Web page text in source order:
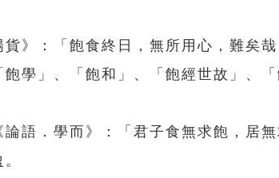
》：「飽食終日，無所用心，難矣哉
學」、「飽和」、「飽經世故」、「
語．學而》：「君子食無求飽，居無